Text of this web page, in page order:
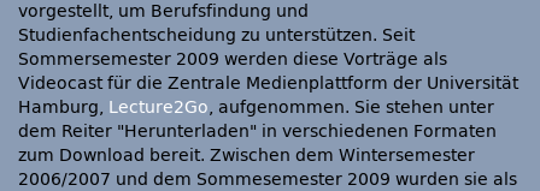
vorgestellt, um Berufsfindung und
Studienfachentscheidung zu unterstützen. Seit
Sommersemester 2009 werden diese Vorträge als
Videocast für die Zentrale Medienplattform der Universität
Hamburg, Lecture2Go, aufgenommen. Sie stehen unter
dem Reiter "Herunterladen" in verschiedenen Formaten
zum Download bereit. Zwischen dem Wintersemester
2006/2007 und dem Sommesemester 2009 wurden sie als